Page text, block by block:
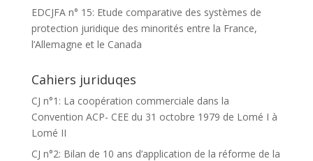
EDCJFA n° 15: Etude comparative des systèmes de
protection juridique des minorités entre la France,
l’Allemagne et le Canada
Cahiers juriduqes
CJ n°1: La coopération commerciale dans la
Convention ACP- CEE du 31 octobre 1979 de Lomé I à
Lomé II
CJ n°2: Bilan de 10 ans d’application de la réforme de la